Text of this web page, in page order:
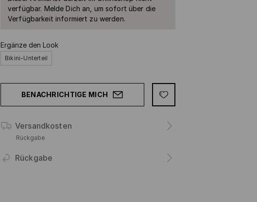
verfügbar. Melde Dich an, um sofort über die
Verfügbarkeit informiert zu werden.
Ergänze den Look
Bikini-Unterteil
BENACHRICHTIGE MICH
Versandkosten
Rückgabe
Rückgabe